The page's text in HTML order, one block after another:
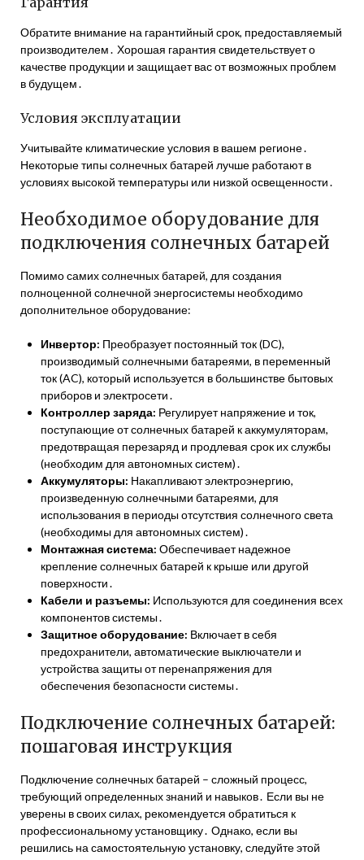
Обратите внимание на гарантийный срок, предоставляемый
производителем․ Хорошая гарантия свидетельствует о
качестве продукции и защищает вас от возможных проблем
в будущем․
Условия эксплуатации
Учитывайте климатические условия в вашем регионе․
Некоторые типы солнечных батарей лучше работают в
условиях высокой температуры или низкой освещенности․
Необходимое оборудование для
подключения солнечных батарей
Помимо самих солнечных батарей, для создания
полноценной солнечной энергосистемы необходимо
дополнительное оборудование:
Инвертор: Преобразует постоянный ток (DC),
производимый солнечными батареями, в переменный
ток (AC), который используется в большинстве бытовых
приборов и электросети․
Контроллер заряда: Регулирует напряжение и ток,
поступающие от солнечных батарей к аккумуляторам,
предотвращая перезаряд и продлевая срок их службы
(необходим для автономных систем)․
Аккумуляторы: Накапливают электроэнергию,
произведенную солнечными батареями, для
использования в периоды отсутствия солнечного света
(необходимы для автономных систем)․
Монтажная система: Обеспечивает надежное
крепление солнечных батарей к крыше или другой
поверхности․
Кабели и разъемы: Используются для соединения всех
компонентов системы․
Защитное оборудование: Включает в себя
предохранители, автоматические выключатели и
устройства защиты от перенапряжения для
обеспечения безопасности системы․
Подключение солнечных батарей:
пошаговая инструкция
Подключение солнечных батарей – сложный процесс,
требующий определенных знаний и навыков․ Если вы не
уверены в своих силах, рекомендуется обратиться к
профессиональному установщику․ Однако, если вы
решились на самостоятельную установку, следуйте этой